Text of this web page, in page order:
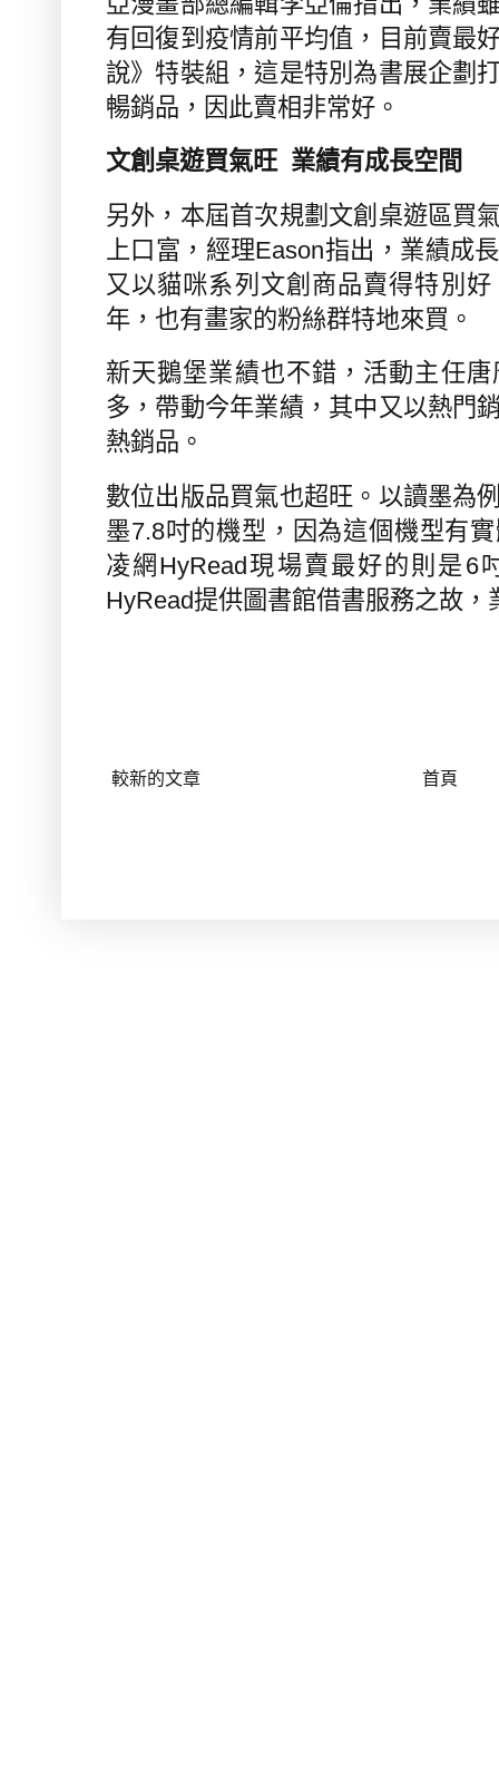
有回復到疫情前平均值，目前賣最
說》特裝組，這是特別為書展企劃
暢銷品，因此賣相非常好。
文創桌遊買氣旺 業績有成長空間
另外，本屆首次規劃文創桌遊區買
上口富，經理Eason指出，業績成
又以貓咪系列文創商品賣得特別
年，也有畫家的粉絲群特地來買。
新天鵝堡業績也不錯，活動主任
多，帶動今年業績，其中又以熱門
熱銷品。
數位出版品買氣也超旺。以讀墨為
墨7.8吋的機型，因為這個機型有
凌網 HyRead現場賣最好的則是 6
HyRead提供圖書館借書服務之故，
較新的文章 首頁